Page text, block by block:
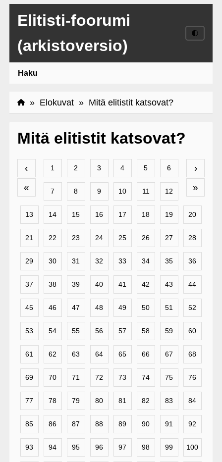
Elitisti-foorumi
(arkistoversio)
🌓
Haku
» Elokuvat» Mitä elitistit katsovat?
Mitä elitistit katsovat?
‹
«
›
»
1 2 3 4 5 6
7 8 9 10 11 12
13 14 15 16 17 18 19 20
21 22 23 24 25 26 27 28
29 30 31 32 33 34 35 36
37 38 39 40 41 42 43 44
45 46 47 48 49 50 51 52
53 54 55 56 57 58 59 60
61 62 63 64 65 66 67 68
69 70 71 72 73 74 75 76
77 78 79 80 81 82 83 84
85 86 87 88 89 90 91 92
93 94 95 96 97 98 99 100